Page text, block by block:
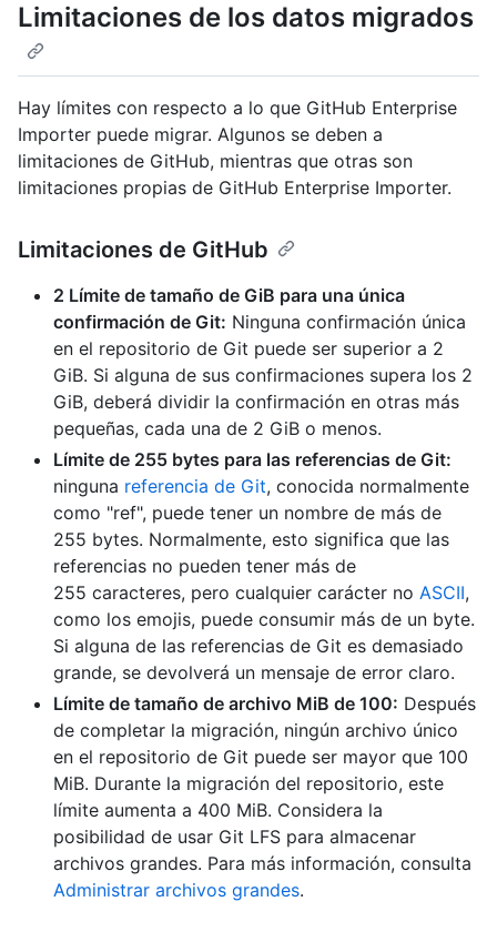
Limitaciones de los datos migrados
Hay límites con respecto a lo que GitHub Enterprise
Importer puede migrar. Algunos se deben a
limitaciones de GitHub, mientras que otras son
limitaciones propias de GitHub Enterprise Importer.
Limitaciones de GitHub
2 Límite de tamaño de GiB para una única
confirmación de Git: Ninguna confirmación única
en el repositorio de Git puede ser superior a 2
GiB. Si alguna de sus confirmaciones supera los 2
GiB, deberá dividir la confirmación en otras más
pequeñas, cada una de 2 GiB o menos.
Límite de 255 bytes para las referencias de Git:
ninguna referencia de Git, conocida normalmente
como "ref", puede tener un nombre de más de
255 bytes. Normalmente, esto significa que las
referencias no pueden tener más de
255 caracteres, pero cualquier carácter no ASCII,
como los emojis, puede consumir más de un byte.
Si alguna de las referencias de Git es demasiado
grande, se devolverá un mensaje de error claro.
Límite de tamaño de archivo MiB de 100: Después
de completar la migración, ningún archivo único
en el repositorio de Git puede ser mayor que 100
MiB. Durante la migración del repositorio, este
límite aumenta a 400 MiB. Considera la
posibilidad de usar Git LFS para almacenar
archivos grandes. Para más información, consulta
Administrar archivos grandes.